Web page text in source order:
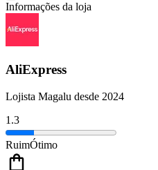
Informações da loja
AliExpress
Lojista Magalu desde 2024
1.3
RuimÓtimo